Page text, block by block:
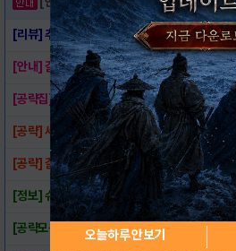
[리뷰] 추억의 SRPG와 모바일의 만남, 슈..
[안내] 길드 홍보 카테고리가 추가됐습니다.
[공략집] 영입해보자!! 공략 모음집 (푸스 ..
[공략] 세렌디 유전자를 모아보자! 5-4 어..
[공략] 길란 유전자를 모아보자! 5-8 어려..
[정보] 슈퍼판타지워 추천 영웅 분석 (베르나..
[공략모음] 이것만 알면 슈판워 마스터!
오늘하루 안보기